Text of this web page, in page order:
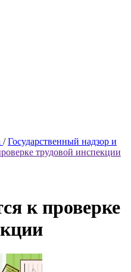
/ Государственный надзор и
трудовой инспекции
к проверке